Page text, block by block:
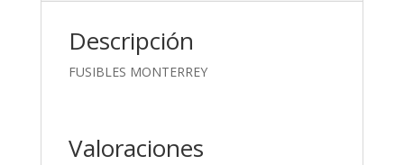
Descripción
FUSIBLES MONTERREY
Valoraciones